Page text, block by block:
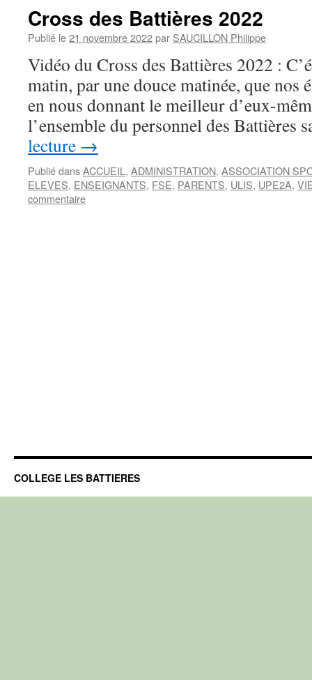
Cross des Battières 2022
Publié le21 novembre 2022par SAUCILLON Philippe
Vidéo du Cross des Battières 2022 :
matin, par une douce matinée, que nos
en nous donnant le meilleur d’eux-
l’ensemble du personnel des
lecture →
Publié dansACCUEIL , ADMINISTRATION, ASSOCIATION
ELEVES, ENSEIGNANTS, FSE, PARENTS, ULIS, UPE2A,
commentaire
COLLEGE LES BATTIERES